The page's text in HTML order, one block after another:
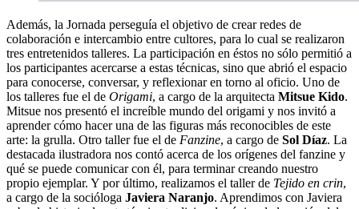
Además, la Jornada perseguía el objetivo de crear redes de
colaboración e intercambio entre cultores, para lo cual se realizaron
tres entretenidos talleres. La participación en éstos no sólo permitió a
los participantes acercarse a estas técnicas, sino que abrió el espacio
para conocerse, conversar, y reflexionar en torno al oficio. Uno de
los talleres fue el de Origami, a cargo de la arquitecta Mitsue Kido.
Mitsue nos presentó el increíble mundo del origami y nos invitó a
aprender cómo hacer una de las figuras más reconocibles de este
arte: la grulla. Otro taller fue el de Fanzine, a cargo de Sol Díaz. La
destacada ilustradora nos contó acerca de los orígenes del fanzine y
qué se puede comunicar con él, para terminar creando nuestro
propio ejemplar. Y por último, realizamos el taller de Tejido en crin,
a cargo de la socióloga Javiera Naranjo. Aprendimos con Javiera